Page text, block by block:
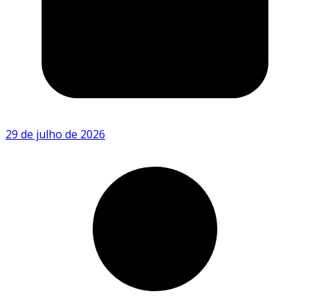
29 de julho de 2026